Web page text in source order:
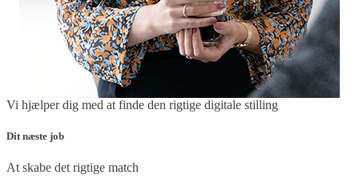
Vi hjælper dig med at finde den rigtige digitale stilling
Dit næste job
At skabe det rigtige match